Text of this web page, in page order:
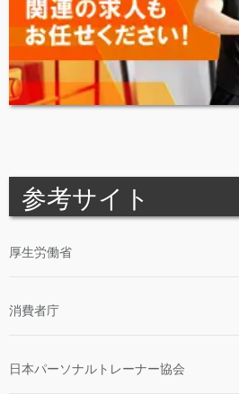
参考サイト
厚生労働省
消費者庁
日本パーソナルトレーナー協会